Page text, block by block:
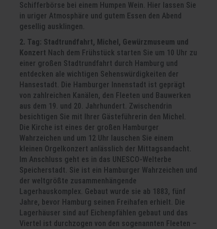
Schifferbörse bei einem Humpen Wein. Hier lassen Sie
in uriger Atmosphäre und gutem Essen den Abend
gesellig ausklingen.
2. Tag: Stadtrundfahrt, Michel, Gewürzmuseum und
Konzert Nach dem Frühstück starten Sie um 10 Uhr zu
einer großen Stadtrundfahrt durch Hamburg und
entdecken ale wichtigen Sehenswürdigkeiten der
Hansestadt. Die Hamburger Innenstadt ist geprägt
von zahlreichen Kanälen, den Fleeten und Bauwerken
aus dem 19. und 20. Jahrhundert. Zwischendrin
besichtigen Sie mit Ihrer Gästeführerin den Michel.
Die Kirche ist eines der großen Hamburger
Wahrzeichen und um 12 Uhr lauschen Sie einem
kleinen Orgelkonzert anlässlich der Mittagsandacht.
Im Anschluss geht es in das UNESCO-Welterbe
Speicherstadt. Sie ist ein Hamburger Wahrzeichen und
der weltgrößte zusammenhängende
Lagerhauskomplex. Gebaut wurde sie ab 1883, fünf
Jahre, bevor Hamburg seinen Freihafen erhielt. Die
Lagerhäuser sind auf Eichenpfählen gebaut und das
Viertel ist durchzogen von den sogenannten Fleeten –